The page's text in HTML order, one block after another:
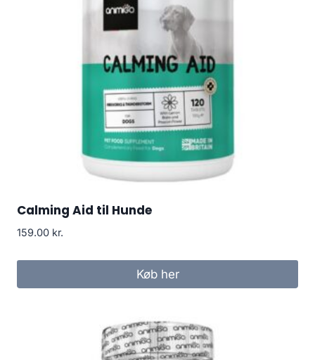
Calming Aid til Hunde
159.00 kr.
Køb her